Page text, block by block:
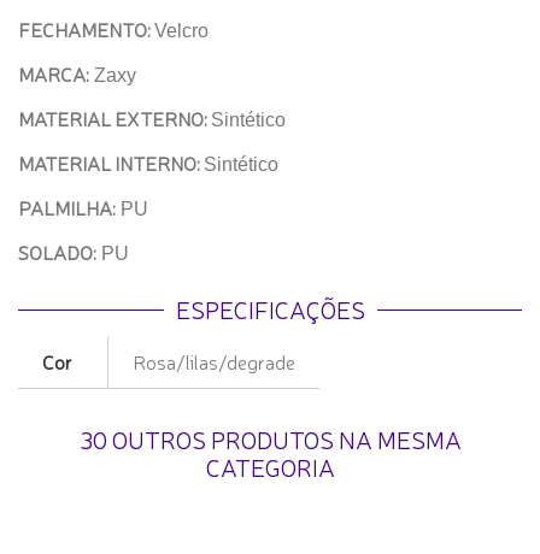
FECHAMENTO:Velcro
MARCA: Zaxy
MATERIAL EXTERNO: Sintético
MATERIAL INTERNO: Sintético
PALMILHA: PU
SOLADO: PU
ESPECIFICAÇÕES
Cor Rosa/lilas/degrade
30 OUTROS PRODUTOS NA MESMA
CATEGORIA